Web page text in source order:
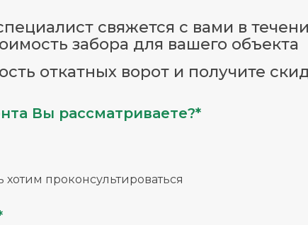
свяжется с вами в
забора для вашего объекта
откатных ворот и получите
Вы рассматриваете?*
проконсультироваться